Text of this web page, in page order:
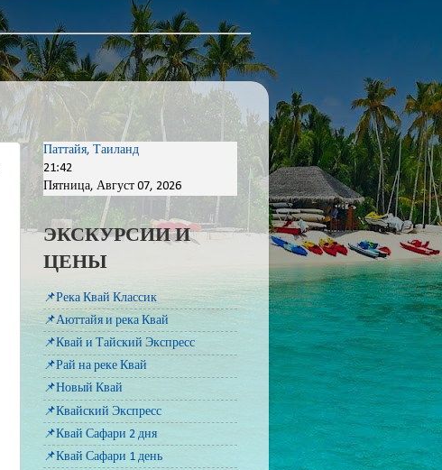
Паттайя, Таиланд
21:42
Пятница, Август 07, 2026
ЭКСКУРСИИ И
ЦЕНЫ
📌Река Квай Классик
📌Аюттайя и река Квай
📌Квай и Тайский Экспресс
📌Рай на реке Квай
📌Новый Квай
📌Квайский Экспресс
📌Квай Сафари 2 дня
📌Квай Сафари 1 день